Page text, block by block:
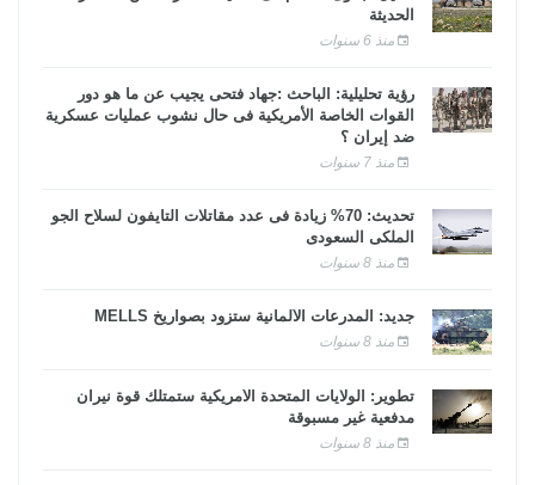
الحديثة
منذ 6 سنوات
رؤية تحليلية: الباحث :جهاد فتحى يجيب عن ما هو دور
القوات الخاصة الأمريكية فى حال نشوب عمليات عسكرية
ضد إيران ؟
منذ 7 سنوات
تحديث: 70% زيادة فى عدد مقاتلات التايفون لسلاح الجو
الملكى السعودى
منذ 8 سنوات
جديد: المدرعات الألمانية ستزود بصواريخ MELLS
منذ 8 سنوات
تطوير: الولايات المتحدة الأمريكية ستمتلك قوة نيران
مدفعية غير مسبوقة
منذ 8 سنوات